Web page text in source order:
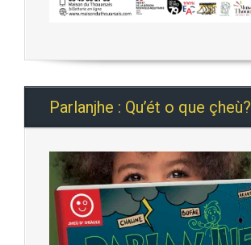
Parlanjhe : Qu’ét o que çheù?